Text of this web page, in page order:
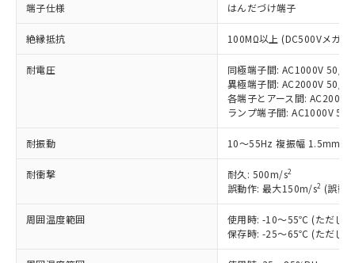
端子仕様 はんだづけ端子
絶縁抵抗 100MΩ以上 (DC500Vメガ)
耐電圧
同極端子間: AC1000V 50/
異極端子間: AC2000V 50/
各端子とアース間:
ランプ端子間: AC1000V
耐振動 10～55Hz 複振幅 1.5mm (
耐衝撃 耐久: 500m/s2
誤動作: 最大150m/s2 (誤動
周囲温度範囲
使用時: -10～55℃ (ただし
保存時: -25～65℃ (ただし
以下の条件をお読みいただき、同意のうえ
本サービスは、当社制御機器事業取扱
商品の当社在庫状況および標準価格
(税抜)を提供させていただくもので
当社制御機器事業取扱商品の中には、
本サービスの対象外となる商品もある
対応済み：EU RoHS指令（10物質）の
非含有に対応した製品が提供可能な商品で
対応予定：EU RoHS指令（10物質）の非含
有に対応した製品に切り替える予定のある
対応予定なし：EU RoHS指令（10物質）の
調査・確認中：EU RoHS指令（10物質）の
非含有の対応状況を調査中または確認中の
非該当品：ライセンス料など無形物で、有
害物質有無と関係のない商品です。
仕入先様の事情により、非含有部品として
「○」：最大均質材料含有率が中国RoHSの
基準値以下であることを示します。
「×」：最大均質材料含有率が中国RoHSの